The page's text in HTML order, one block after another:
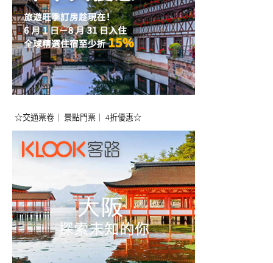
☆交通票卷｜ 景點門票｜ 4折優惠☆